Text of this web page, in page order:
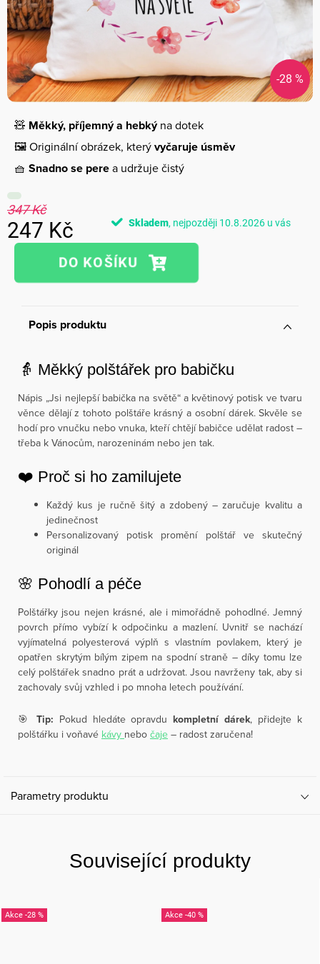
-28 %
🧸 Měkký, příjemný a hebkýna dotek
🖼️ Originální obrázek, kterývyčaruje úsměv
🧺 Snadno se perea udržuje čistý
347 Kč
247 Kč
Měrná
Skladem 10.8.2026
Popis produktu
👵 Měkký polštářek pro babičku
Nápis „Jsi nejlepší babička na světě“ a květinový potisk ve tvaru
věnce dělají z tohoto polštáře krásný a osobní dárek. Skvěle se
hodí pro vnučku nebo vnuka, kteří chtějí babičce udělat radost –
třeba k Vánocům, narozeninám nebo jen tak.
❤️ Proč si ho zamilujete
Každý kus je ručně šitý a zdobený – zaručuje kvalitu a
jedinečnost
Personalizovaný potisk promění polštář ve skutečný
originál
🌸 Pohodlí a péče
Polštářky jsou nejen krásné, ale i mimořádně pohodlné. Jemný
povrch přímo vybízí k odpočinku a mazlení. Uvnitř se nachází
vyjímatelná polyesterová výplň s vlastním povlakem, který je
opatřen skrytým bílým zipem na spodní straně – díky tomu lze
celý polštářek snadno prát a udržovat. Jsou navrženy tak, aby si
zachovaly svůj vzhled i po mnoha letech používání.
🎯 Tip: Pokud hledáte opravdu kompletní dárek, přidejte k
polštářku i voňavé kávy nebo čaje – radost zaručena!
Parametry produktu
Související produkty
-28 % -40 %